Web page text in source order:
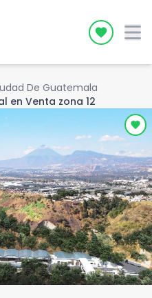
Icon
De Guatemala
en Venta zona 12